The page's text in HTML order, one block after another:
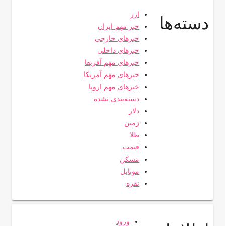
دسته‌ها
ارز
خبر مهم ایران
خبرهای خارجی
خبرهای داخلی
خبرهای مهم آفریقا
خبرهای مهم آمریکا
خبرهای مهم اروپا
دسته‌بندی نشده
دلار
زمین
طلا
قیمت
مسکن
موبایل
نقره
ورود